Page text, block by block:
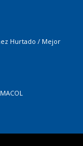
Hurtado / Mejor